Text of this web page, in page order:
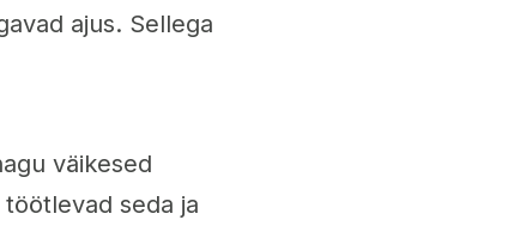
ajus. Sellega
väikesed
seda ja